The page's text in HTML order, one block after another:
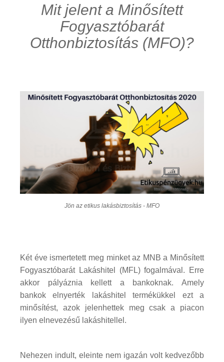
Mit jelent a Minősített
Fogyasztóbarát
Otthonbiztosítás (MFO)?
Jön az etikus lakásbiztosítás - MFO
Két éve ismertetett meg minket az MNB a Minősített
Fogyasztóbarát Lakáshitel (MFL) fogalmával. Erre
akkor pályáznia kellett a bankoknak. Amely
bankok elnyerték lakáshitel termékükkel ezt a
minősítést, azok jelenhettek meg csak a piacon
ilyen elnevezésű lakáshitellel.
Nehezen indult, eleinte nem igazán volt kedvezőbb